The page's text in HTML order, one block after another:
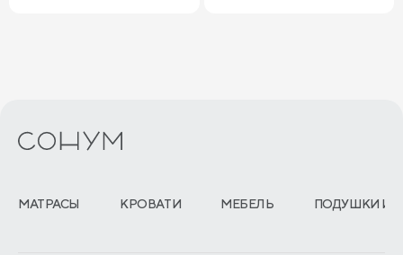
МАТРАСЫ КРОВАТИ МЕБЕЛЬ ПОДУШКИ И